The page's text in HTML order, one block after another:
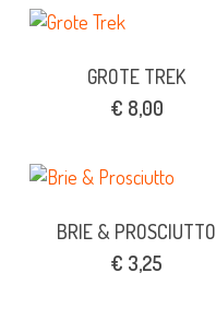
GROTE TREK
€ 8,00
BRIE & PROSCIUTTO
€ 3,25